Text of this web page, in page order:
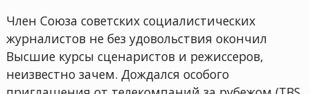
Член Союза советских социалистических
журналистов не без удовольствия окончил
Высшие курсы сценаристов и режиссеров,
неизвестно зачем. Дождался особого